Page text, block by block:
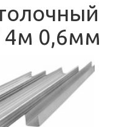
4м 0,6мм